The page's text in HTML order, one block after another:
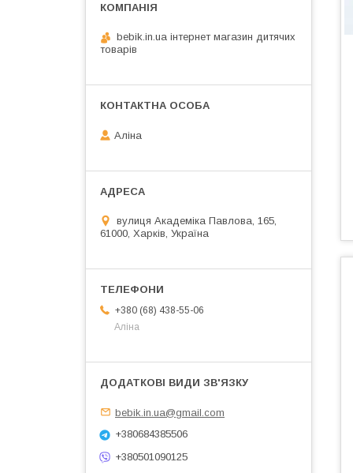
bebik.in.ua інтернет магазин дитячих
товарів
Аліна
вулиця Академіка Павлова, 165,
61000, Харків, Україна
+380 (68) 438-55-06
Аліна
bebik.in.ua@gmail.com
+380684385506
+380501090125